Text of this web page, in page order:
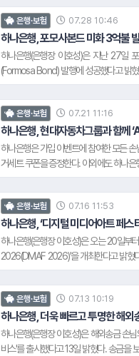
증을 지원하고 있다. 최근 해외여행과 유
생들이 글로벌 혜택을 누릴 수 있도록 오
"이번 ISIC 국제학생증 2만장 돌파는 내국
해 노력해온 결과"라며, "앞으로도 국내외
별화된 서비스를 지속적으로 확대해 나가
은행·보험 07.28 10:46
하나은행, 포모사본드 미화 3억불
하나은행(은행장 이호성)은 지난 27일
(Formosa Bond) 발행에 성공했다고 밝
발행에 이은 약 7년 만의 시장 복귀이자,
성공하며 포모사본드의 새로운 가격 기
조달 수단을 한층 다변화했으며, 향후에
이다. 하나은행 자금부 관계자는 "글로벌
를 조달할 수 있었던 것은 하나은행에 대
과 정교한 발행 전략을 통해 외화 조달 수
은행·보험 07.21 11:16
하나은행, 현대자동차그룹과 함께
하나은행은 가입 이벤트에 참여한 모든
거세트 쿠폰을 증정한다. 이외에도 하나
이다. 이벤트 참여 조건과 쿠폰 지급 일정
트는 오는 8월 31일까지 5천명 한정으로
손님에게 보다 실질적인 혜택을 제공하
를 지속 확대해 나가겠다." 고 말했다.
은행·보험 07.16 11:53
하나은행, ‘디지털 미디어아트 페스
하나은행(은행장 이호성)은 오는 20일부
2026(DMAF 2026)'을 개최한다고 밝혔
개 대학에서 400여 명의 대학(원)생이 참
다. 이를 바탕으로 AI, 3D엔진, XR 등 최
용은 하나금융그룹 자산관리 솔루션 '하
은행·보험 07.13 10:19
하나은행, 더욱 빠르고 투명한 해외
하나은행(은행장 이호성)은 해외송금 손
비스'를 출시했다고 13일 밝혔다. 송금을